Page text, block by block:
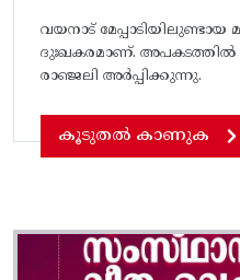
വയനാട് മേപ്പാടിയിലുണ്ടായ
ദുഃഖകരമാണ്.
രാഞ്ജലി അർപ്പിക്കുന്നു.
കൂടുതൽ കാണുക